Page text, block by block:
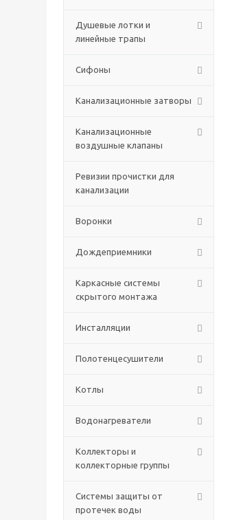
Душевые лотки и
линейные трапы
Сифоны
Канализационные затворы
Канализационные
воздушные клапаны
Ревизии прочистки для
канализации
Воронки
Дождеприемники
Каркасные системы
скрытого монтажа
Инсталляции
Полотенцесушители
Котлы
Водонагреватели
Коллекторы и
коллекторные группы
Системы защиты от
протечек воды